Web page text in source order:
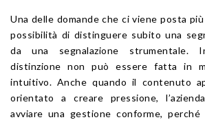
Una delle domande che ci viene posta
possibilità di distinguere subito una
da una segnalazione strumentale.
distinzione non può essere fatta in
intuitivo. Anche quando il contenuto
orientato a creare pressione,
avviare una gestione conforme, perché